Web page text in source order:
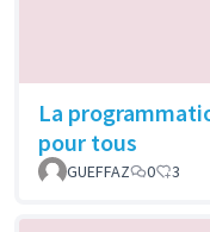
La
pour tous
GUEFFAZ 0 3